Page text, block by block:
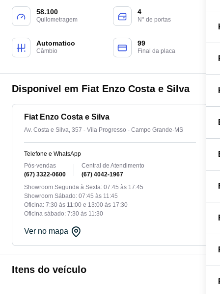
58.100
Quilometragem
4
N° de portas
Automatico
Câmbio
99
Final da placa
Disponível em Fiat Enzo Costa e Silva
Fiat Enzo Costa e Silva
Av. Costa e Silva, 357 - Vila Progresso - Campo Grande-MS
Telefone e WhatsApp
Pós-vendas
(67) 3322-0600
Central de Atendimento
(67) 4042-1967
Showroom Segunda à Sexta: 07:45 às 17:45
Showroom Sábado: 07:45 às 11:45
Oficina: 7:30 às 11:00 e 13:00 às 17:30
Oficina sábado: 7:30 às 11:30
Ver no mapa
Itens do veículo